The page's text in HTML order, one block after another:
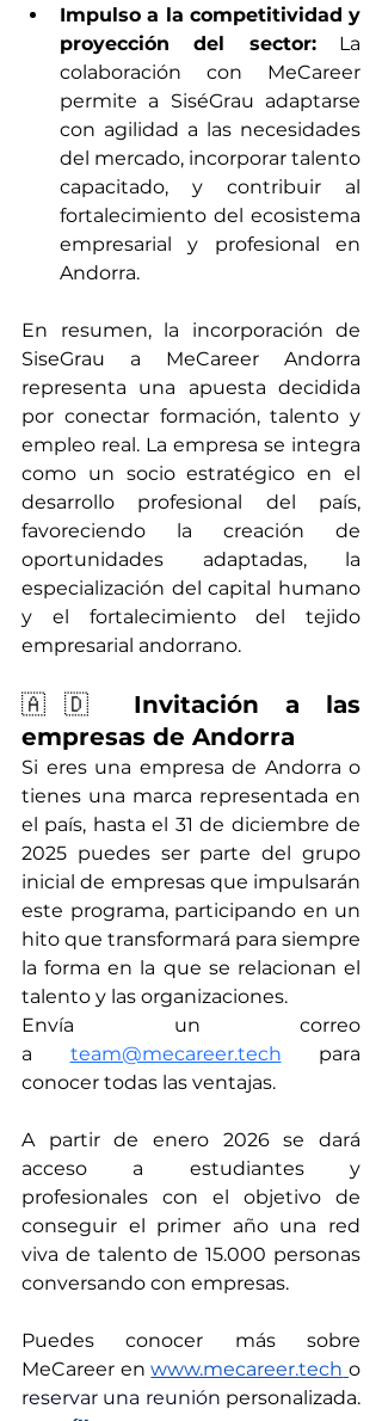
Impulso a la competitividad y
proyección del sector: La
colaboración con MeCareer
permite a SiséGrau adaptarse
con agilidad a las necesidades
del mercado, incorporar talento
capacitado, y contribuir al
fortalecimiento del ecosistema
empresarial y profesional en
Andorra.
En resumen, la incorporación de
SiseGrau a MeCareer Andorra
representa una apuesta decidida
por conectar formación, talento y
empleo real. La empresa se integra
como un socio estratégico en el
desarrollo profesional del país,
favoreciendo la creación de
oportunidades adaptadas, la
especialización del capital humano
y el fortalecimiento del tejido
empresarial andorrano.
🇦🇩 Invitación a las
empresas de Andorra
Si eres una empresa de Andorra o
tienes una marca representada en
el país, hasta el 31 de diciembre de
2025 puedes ser parte del grupo
inicial de empresas que impulsarán
este programa, participando en un
hito que transformará para siempre
la forma en la que se relacionan el
talento y las organizaciones.
Envía un correo
a
team@mecareer.tech para
conocer todas las ventajas.
A partir de enero 2026 se dará
acceso a estudiantes y
profesionales con el objetivo de
conseguir el primer año una red
viva de talento de 15.000 personas
conversando con empresas.
Puedes conocer más sobre
MeCareer en www.mecareer.tech o
reservar una reunión